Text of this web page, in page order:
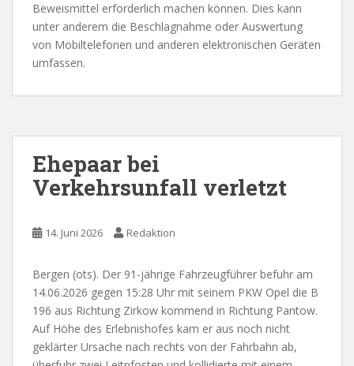
Beweismittel erforderlich machen können. Dies kann
unter anderem die Beschlagnahme oder Auswertung
von Mobiltelefonen und anderen elektronischen Geräten
umfassen.
Ehepaar bei
Verkehrsunfall verletzt
14. Juni 2026 Redaktion
Bergen (ots). Der 91-jährige Fahrzeugführer befuhr am
14.06.2026 gegen 15:28 Uhr mit seinem PKW Opel die B
196 aus Richtung Zirkow kommend in Richtung Pantow.
Auf Höhe des Erlebnishofes kam er aus noch nicht
geklärter Ursache nach rechts von der Fahrbahn ab,